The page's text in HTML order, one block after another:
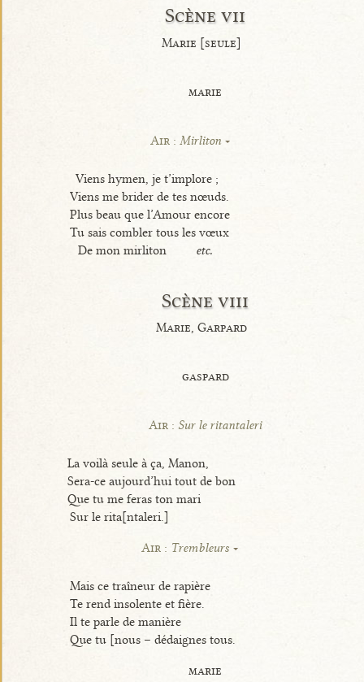
Scène vii
Marie [seule]
marie
Air : Mirliton
Viens hymen, je t’implore ;
Viens me brider de tes nœuds.
Plus beau que l’Amour encore
Tu sais combler tous les vœux
De mon mirliton
etc.
Scène viii
Marie, Garpard
gaspard
Air : Sur le ritantaleri
La voilà seule à ça, Manon,
Sera-ce aujourd’hui tout de bon
Que tu me feras ton mari
Sur le rita[ntaleri.]
Air : Trembleurs
Mais ce traîneur de rapière
Te rend insolente et fière.
Il te parle de manière
Que tu [nous – dédaignes tous.
marie